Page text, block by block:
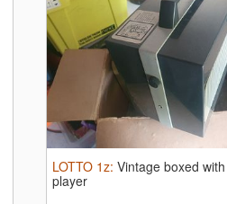
LOTTO 1z: Vintage boxed
player